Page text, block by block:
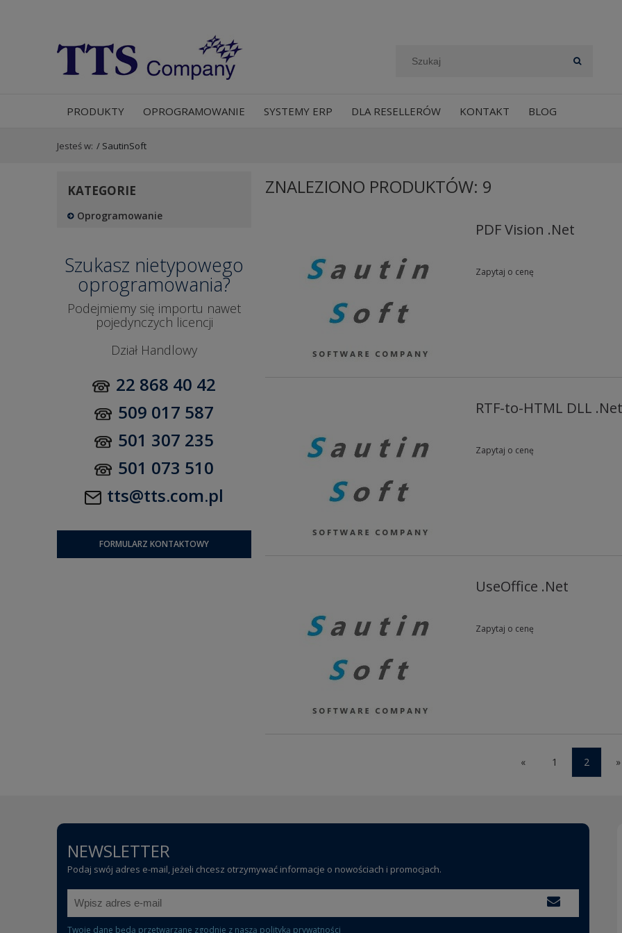
PRODUKTY OPROGRAMOWANIE SYSTEMY ERP DLA RESELLERÓW KONTAKT BLOG
Jesteś w: / SautinSoft
KATEGORIE
Oprogramowanie
Szukasz nietypowego
oprogramowania?
Podejmiemy się importu nawet
pojedynczych licencji
Dział Handlowy
22 868 40 42
509 017 587
501 307 235
501 073 510
tts@tts.com.pl
FORMULARZ KONTAKTOWY
ZNALEZIONO PRODUKTÓW: 9
PDF Vision .Net
Zapytaj o cenę
RTF-to-HTML DLL
Zapytaj o cenę
UseOffice .Net
Zapytaj o cenę
« 1 2 »
NEWSLETTER
Podaj swój adres e-mail, jeżeli chcesz otrzymywać informacje o nowościach i promocjach.
Twoje dane będą przetwarzane zgodnie z naszą polityką prywatności